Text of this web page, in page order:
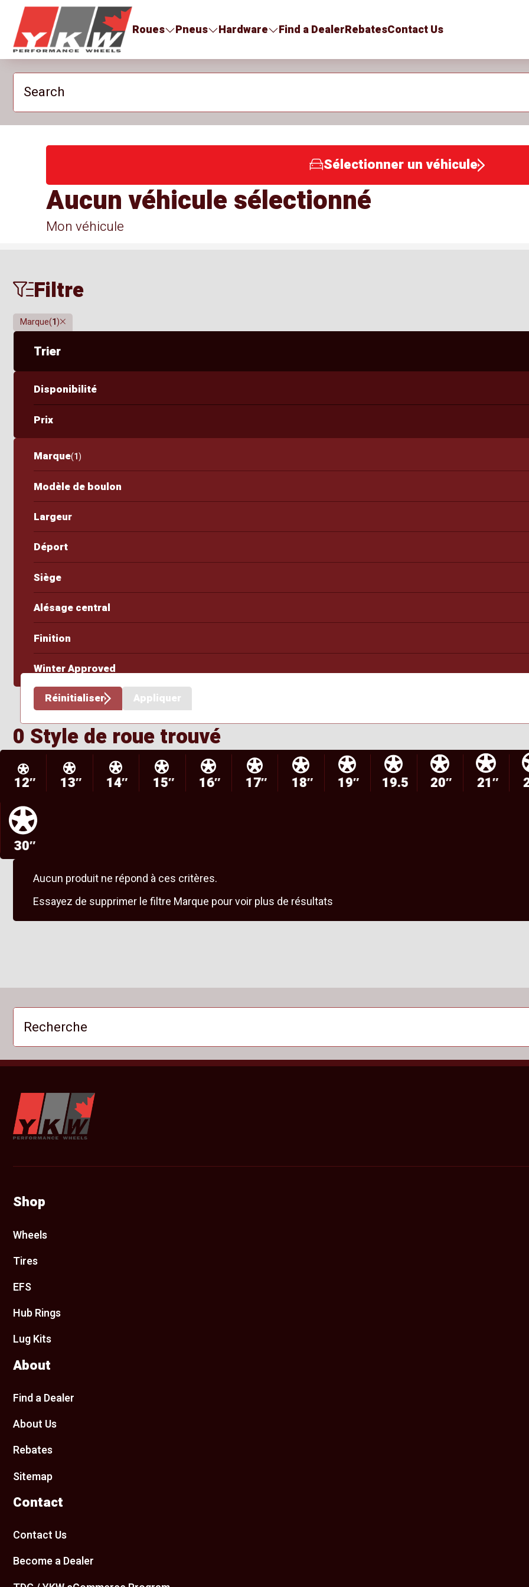
YKW Wheels
Roues
Pneus Hardware Find a DealerRebatesContact Us
Search
Sélectionner un véhicule
Mon véhicule
Aucun véhicule sélectionné
Filtre
Marque(1)Clair
Trier
Disponibilité
Prix
Marque(1)
Modèle de boulon
Largeur
Déport
Siège
Alésage central
Finition
Winter Approved
Réinitialiser Appliquer
0 Style de roue trouvé
12″ 13″ 14″ 15″ 16″ 17″ 18″ 19″ 19.5 20″ 21″
30″
Aucun produit ne répond à ces critères.
Essayez de supprimer le filtre Marque pour voir plus de résultats
Recherche
YKW Wheels
Shop
Wheels
Tires
EFS
Hub Rings
Lug Kits
About
Find a Dealer
About Us
Rebates
Sitemap
Contact
Contact Us
Become a Dealer